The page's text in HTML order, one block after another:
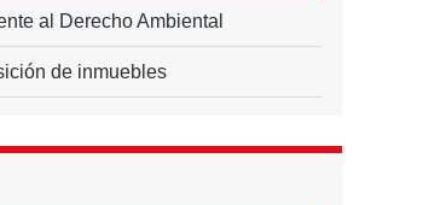
al Derecho Ambiental
de inmuebles